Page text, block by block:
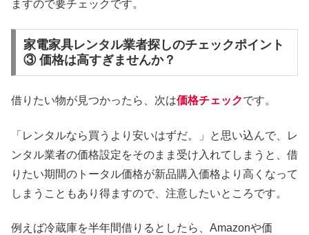
ますので要チェックです。
家電家具レンタル業者探しのチェックポイント
③ 価格は高すぎませんか？
借りたい物が見つかったら、次は価格チェックです。
「レンタルなら買うより安いはずだ。」と思い込んで、レ
ンタル業者の価格設定をそのまま受け入れてしまうと、借
りたい期間のトータル価格が新品購入価格より高くなって
しまうこともあり得ますので、注意したいところです。
例えば冷蔵庫を半年間借りるとしたら、Amazonや価